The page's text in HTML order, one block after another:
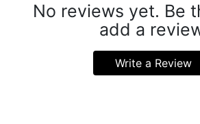
No reviews yet. Be
add a
Write a Review